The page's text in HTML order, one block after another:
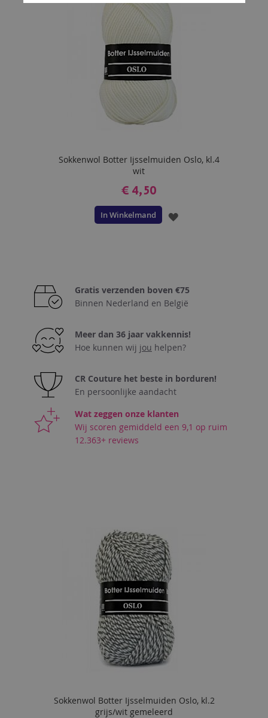
Sokkenwol Botter Ijsselmuiden Oslo, kl.4
wit
€ 4,50
In Winkelmand
VOEG
Gratis verzenden boven €75
Binnen Nederland en België
Meer dan 36 jaar vakkennis!
Hoe kunnen wij jou helpen?
CR Couture het beste in borduren!
En persoonlijke aandacht
Wat zeggen onze klanten
Wij scoren gemiddeld een 9,1 op ruim
12.363+ reviews
Sokkenwol Botter Ijsselmuiden Oslo, kl.2
grijs/wit gemeleerd